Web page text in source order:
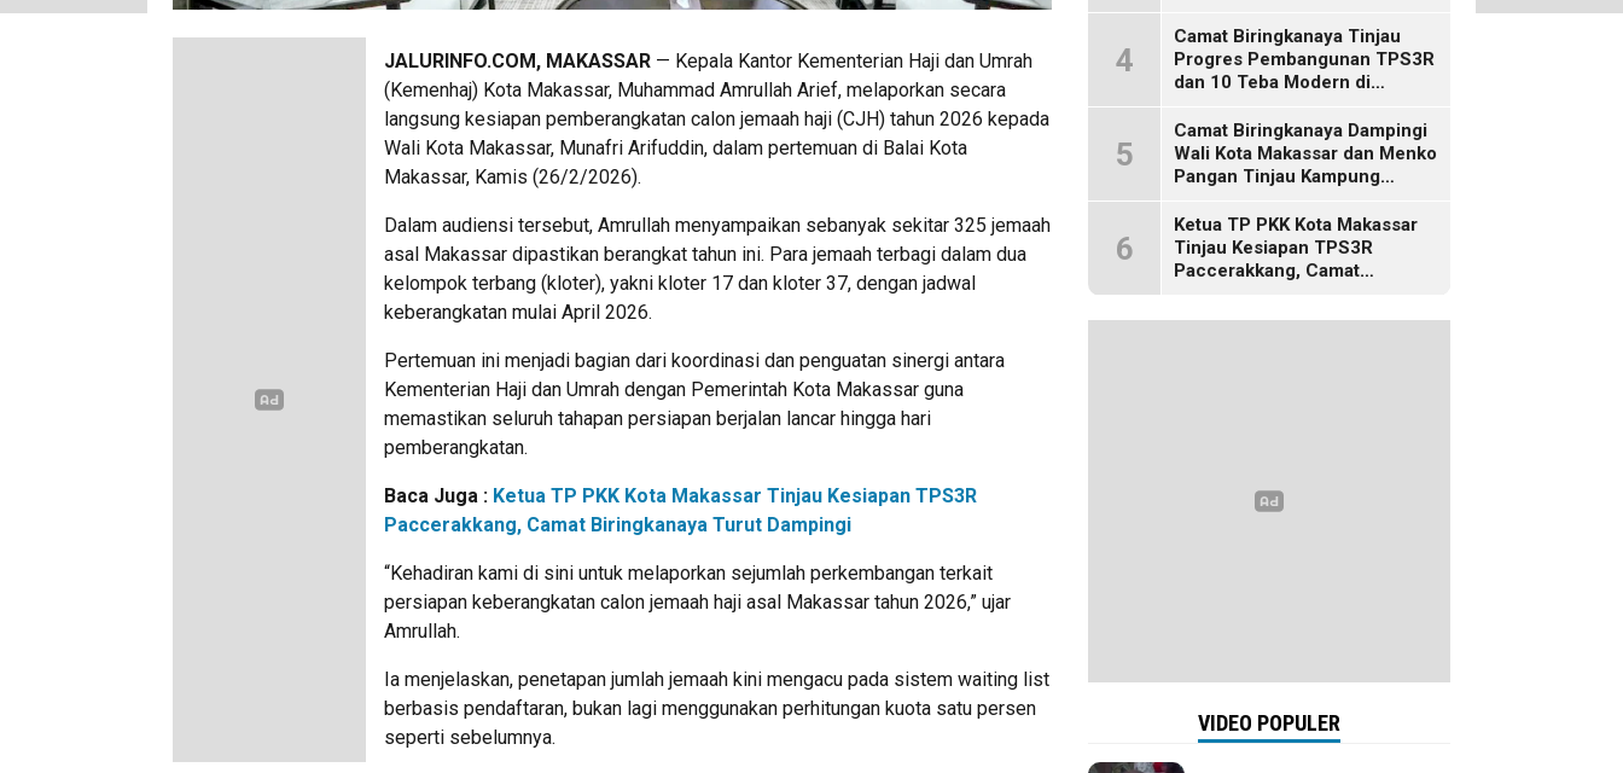
JALURINFO.COM, MAKASSAR — Kepala Kantor Kementerian Haji dan Umrah
(Kemenhaj) Kota Makassar, Muhammad Amrullah Arief, melaporkan secara
langsung kesiapan pemberangkatan calon jemaah haji (CJH) tahun 2026 kepada
Wali Kota Makassar, Munafri Arifuddin, dalam pertemuan di Balai Kota
Makassar, Kamis (26/2/2026).
Dalam audiensi tersebut, Amrullah menyampaikan sebanyak sekitar 325 jemaah
asal Makassar dipastikan berangkat tahun ini. Para jemaah terbagi dalam dua
kelompok terbang (kloter), yakni kloter 17 dan kloter 37, dengan jadwal
keberangkatan mulai April 2026.
Pertemuan ini menjadi bagian dari koordinasi dan penguatan sinergi antara
Kementerian Haji dan Umrah dengan Pemerintah Kota Makassar guna
memastikan seluruh tahapan persiapan berjalan lancar hingga hari
pemberangkatan.
Baca Juga : Ketua TP PKK Kota Makassar Tinjau Kesiapan TPS3R
Paccerakkang, Camat Biringkanaya Turut Dampingi
“Kehadiran kami di sini untuk melaporkan sejumlah perkembangan terkait
persiapan keberangkatan calon jemaah haji asal Makassar tahun 2026,” ujar
Amrullah.
Ia menjelaskan, penetapan jumlah jemaah kini mengacu pada sistem waiting list
berbasis pendaftaran, bukan lagi menggunakan perhitungan kuota satu persen
seperti sebelumnya.
4
Camat Biringkanaya Tinjau
Progres Pembangunan TPS3R
dan 10 Teba Modern di
5
Camat Biringkanaya Dampingi
Wali Kota Makassar dan Menko
Pangan Tinjau Kampung
6
Ketua TP PKK Kota Makassar
Tinjau Kesiapan TPS3R
Paccerakkang, Camat
VIDEO POPULER